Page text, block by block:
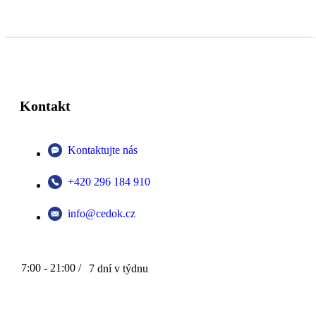
Kontakt
Kontaktujte nás
+420 296 184 910
info@cedok.cz
7:00 - 21:00 / 7 dní v týdnu